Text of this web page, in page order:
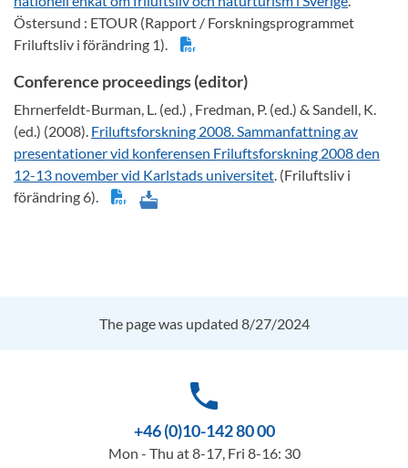
Östersund : ETOUR (Rapport / Forskningsprogrammet
Friluftsliv i förändring 1).
Conference proceedings (editor)
Ehrnerfeldt-Burman, L. (ed.) , Fredman, P. (ed.) & Sandell, K.
(ed.) (2008). Friluftsforskning 2008. Sammanfattning av
presentationer vid konferensen Friluftsforskning 2008 den
12-13 november vid Karlstads universitet. (Friluftsliv i
förändring 6).
The page was updated 8/27/2024
phone
+46 (0)10-142 80 00
Mon - Thu at 8-17, Fri 8-16: 30